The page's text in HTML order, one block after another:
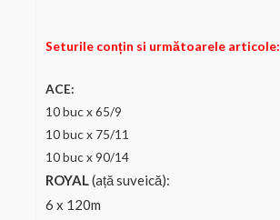
Seturile conțin si următoarele articole:
ACE:
10 buc x 65/9
10 buc x 75/11
10 buc x 90/14
ROYAL(ață suveică):
6 x 120m